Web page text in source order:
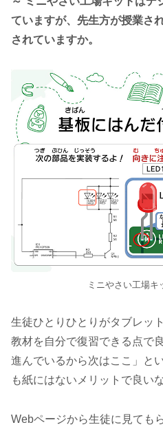
ていますが、先生方が授業さ
されていますか。
ミニやさい工場キ
生徒ひとりひとりがタブレッ
教材を自分で復習できる点で
進んでいるから次はここ」と
も紙にはないメリットで良い
Webページから生徒に見ても